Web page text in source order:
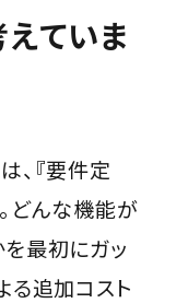
ていま
、『要件定
どんな機能が
最初にガッ
る追加コスト